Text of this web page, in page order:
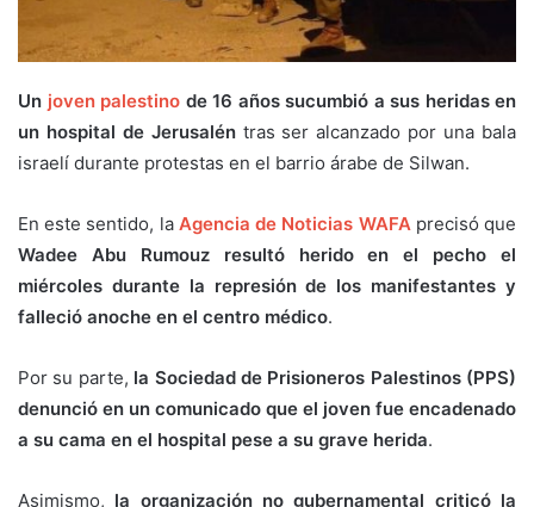
Un joven palestino de 16 años sucumbió a sus heridas en
un hospital de Jerusaléntras ser alcanzado por una bala
israelí durante protestas en el barrio árabe de Silwan.
En este sentido, la Agencia de Noticias WAFAprecisó que
Wadee Abu Rumouz resultó herido en el pecho el
miércoles durante la represión de los manifestantes y
falleció anoche en el centro médico.
Por su parte, la Sociedad de Prisioneros Palestinos (PPS)
denunció en un comunicado que el joven fue encadenado
a su cama en el hospital pese a su grave herida.
Asimismo, la organización no gubernamental criticó la